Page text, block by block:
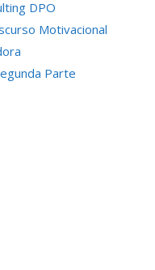
DPO
Motivacional
Parte